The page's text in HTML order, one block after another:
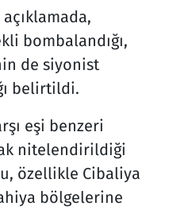
açıklamada,
bombalandığı,
de siyonist
belirtildi.
eşi benzeri
nitelendirildiği
özellikle Cibaliya
bölgelerine